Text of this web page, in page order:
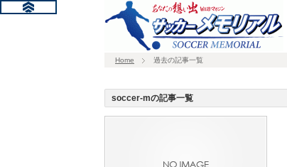
Home 過去の記事一覧
soccer-mの記事一覧